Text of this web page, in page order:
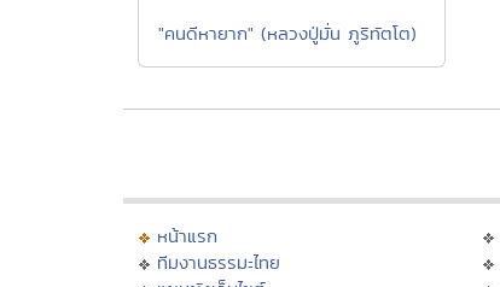
"คนดีหายาก" (หลวงปู่มั่น ภูริทัตโต)
หน้าแรก
ทีมงานธรรมะไทย